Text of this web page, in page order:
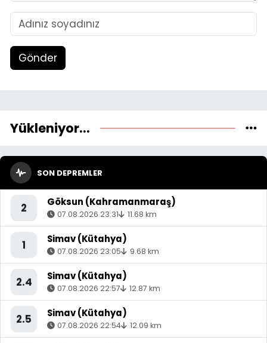
Gönder
Yükleniyor...
SON DEPREMLER
2 Göksun (Kahramanmaraş)
07.08.2026 23:31 11.68 km
1 Simav (Kütahya)
07.08.2026 23:05 9.68 km
2.4 Simav (Kütahya)
07.08.2026 22:57 12.87 km
2.5 Simav (Kütahya)
07.08.2026 22:54 12.09 km